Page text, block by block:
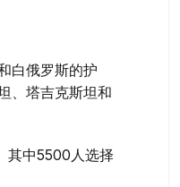
白俄罗斯的护
、塔吉克斯坦和
其中5500人选择